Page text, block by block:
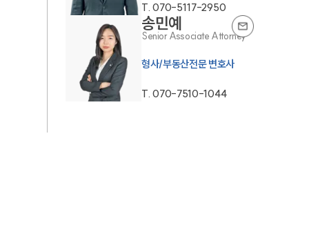
T.070-5117-2950
송민예
Senior Associate Attorney
형사/부동산전문 변호사
T.070-7510-1044